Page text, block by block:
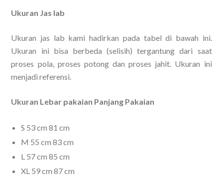
Ukuran Jas lab
Ukuran jas lab kami hadirkan pada tabel di bawah ini.
Ukuran ini bisa berbeda (selisih) tergantung dari saat
proses pola, proses potong dan proses jahit. Ukuran ini
menjadi referensi.
Ukuran Lebar pakaian Panjang Pakaian
S 53 cm 81 cm
M 55 cm 83 cm
L 57 cm 85 cm
XL 59 cm 87 cm